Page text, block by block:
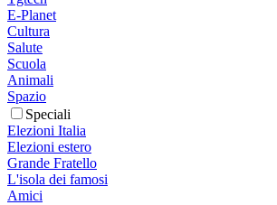
E-Planet
Cultura
Salute
Scuola
Animali
Spazio
Speciali
Elezioni Italia
Elezioni estero
Grande Fratello
L'isola dei famosi
Amici